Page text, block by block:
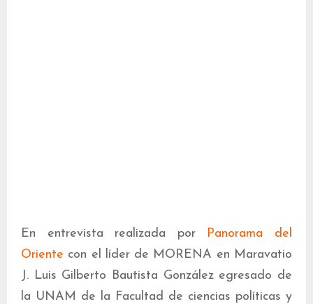
En entrevista realizada por Panorama del
Oriente con el líder de MORENA en Maravatio
J. Luis Gilberto Bautista González egresado de
la UNAM de la Facultad de ciencias políticas y